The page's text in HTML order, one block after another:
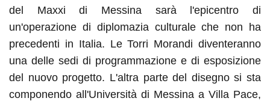
del Maxxi di Messina sarà l'epicentro di
un'operazione di diplomazia culturale che non ha
precedenti in Italia. Le Torri Morandi diventeranno
una delle sedi di programmazione e di esposizione
del nuovo progetto. L'altra parte del disegno si sta
componendo all'Università di Messina a Villa Pace,